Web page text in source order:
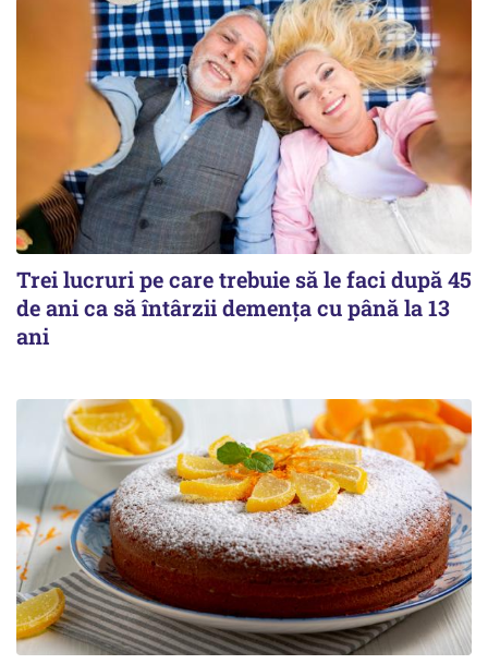
Trei lucruri pe care trebuie să le faci după 45
de ani ca să întârzii demența cu până la 13
ani